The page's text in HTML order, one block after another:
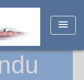
menu